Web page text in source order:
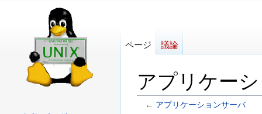
アプリケー
← アプリケーションサーバ
ページ 議論